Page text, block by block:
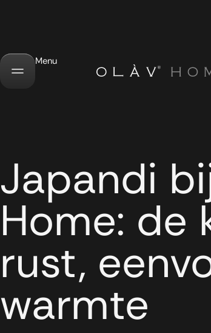
Menu
Japandi
Home: de
rust,
warmte